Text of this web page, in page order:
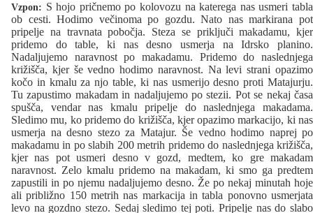
Vzpon: S hojo pričnemo po kolovozu na katerega nas usmeri tabla
ob cesti. Hodimo večinoma po gozdu. Nato nas markirana pot
pripelje na travnata pobočja. Steza se priključi makadamu, kjer
pridemo do table, ki nas desno usmerja na Idrsko planino.
Nadaljujemo naravnost po makadamu. Pridemo do naslednjega
križišča, kjer še vedno hodimo naravnost. Na levi strani opazimo
kočo in kmalu za njo table, ki nas usmerijo desno proti Matajurju.
Tu zapustimo makadam in nadaljujemo po stezii. Pot se nekaj časa
spušča, vendar nas kmalu pripelje do naslednjega makadama.
Sledimo mu, ko pridemo do križišča, kjer opazimo markacijo, ki nas
usmerja na desno stezo za Matajur. Še vedno hodimo naprej po
makadamu in po slabih 200 metrih pridemo do naslednjega križišča,
kjer nas pot usmeri desno v gozd, medtem, ko gre makadam
naravnost. Zelo kmalu pridemo na makadam, ki smo ga predtem
zapustili in po njemu nadaljujemo desno. Že po nekaj minutah hoje
ali približno 150 metrih nas markacija in tabla ponovno usmerjata
levo na gozdno stezo. Sedaj sledimo tej poti. Pripelje nas do slabo